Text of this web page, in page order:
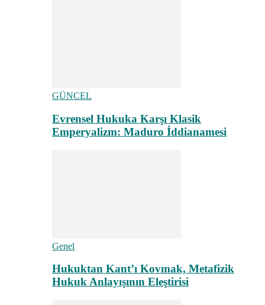
GÜNCEL
Evrensel Hukuka Karşı Klasik
Emperyalizm: Maduro İddianamesi
Genel
Hukuktan Kant’ı Kovmak, Metafizik
Hukuk Anlayışının Eleştirisi